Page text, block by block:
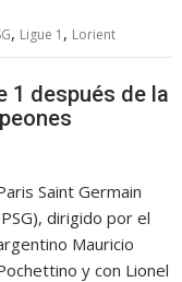
, Ligue 1 , Lorient
1 después de la
Saint Germain
dirigido por el
Mauricio
y con Lionel